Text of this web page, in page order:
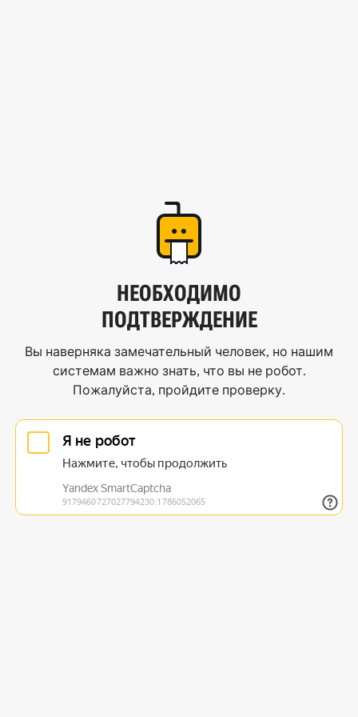
НЕОБХОДИМО
ПОДТВЕРЖДЕНИЕ
Вы наверняка замечательный человек, но нашим
системам важно знать, что вы не робот.
Пожалуйста, пройдите проверку.